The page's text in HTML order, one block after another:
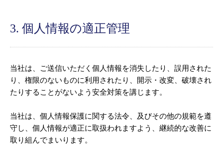
3. 個人情報の適正管理
当社は、ご送信いただく個人情報を消失したり、誤用された
り、権限のないものに利用されたり、開示・改変、破壊され
たりすることがないよう安全対策を講じます。
当社は、個人情報保護に関する法令、及びその他の規範を遵
守し、個人情報が適正に取扱われますよう、継続的な改善に
取り組んでまいります。